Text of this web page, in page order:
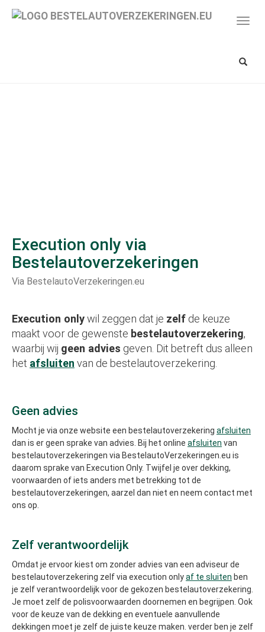
naar
Toon/
Execution only via
Bestelautoverzekeringen
Via BestelautoVerzekeringen.eu
Execution onlywil zeggen dat je zelf de keuze
maakt voor de gewenste bestelautoverzekering,
waarbij wij geen advies geven. Dit betreft dus alleen
het afsluiten van de bestelautoverzekering.
Geen advies
Mocht je via onze website een bestelautoverzekering afsluiten
dan is er geen sprake van advies. Bij het online afsluiten van
bestelautoverzekeringen via BestelautoVerzekeringen.eu is
daarom sprake van Execution Only. Twijfel je over dekking,
voorwaarden of iets anders met betrekking tot de
bestelautoverzekeringen, aarzel dan niet en neem contact met
ons op.
Zelf verantwoordelijk
Omdat je ervoor kiest om zonder advies van een adviseur de
bestelautoverzekering zelf via execution onlyaf te sluiten ben
je zelf verantwoordelijk voor de gekozen bestelautoverzekering.
Je moet zelf de polisvoorwaarden doornemen en begrijpen. Ook
voor de keuze van de dekking en eventuele aanvullende
dekkingen moet je zelf de juiste keuze maken. verder ben je zelf